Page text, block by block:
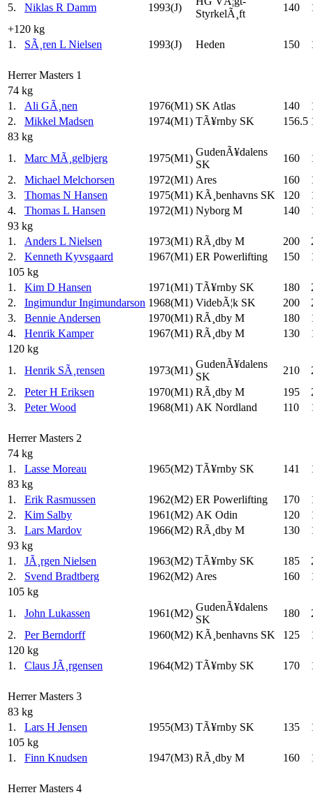
5. Niklas R Damm 1993(J)
StyrkelÃ¸ft
140
+120 kg
1.
SÃ¸ren L Nielsen 1993(J) Heden 150
Herrer Masters 1
74 kg
1.
Ali GÃ¸nen 1976(M1) SK Atlas 140
2.
Mikkel Madsen 1974(M1) TÃ¥rnby SK 156.5
83 kg
1.
Marc MÃ¸gelbjerg 1975(M1)
GudenÃ¥dalens
SK
160
2.
Michael Melchorsen 1972(M1) Ares 160
3.
Thomas N Hansen 1975(M1) KÃ¸benhavns SK 120
4.
Thomas L Hansen 1972(M1) Nyborg M 140
93 kg
1.
Anders L Nielsen 1973(M1) RÃ¸dby M 200
2.
Kenneth Kyvsgaard 1967(M1) ER Powerlifting 150
105 kg
1.
Kim D Hansen 1971(M1) TÃ¥rnby SK 180
2.
Ingimundur Ingimundarson 1968(M1) VidebÃ¦k SK 200
3.
Bennie Andersen 1970(M1) RÃ¸dby M 180
4.
Henrik Kamper 1967(M1) RÃ¸dby M 130
120 kg
1.
Henrik SÃ¸rensen 1973(M1)
GudenÃ¥dalens
SK
210
2.
Peter H Eriksen 1970(M1) RÃ¸dby M 195
3.
Peter Wood 1968(M1) AK Nordland 110
Herrer Masters 2
74 kg
1.
Lasse Moreau 1965(M2) TÃ¥rnby SK 141
83 kg
1.
Erik Rasmussen 1962(M2) ER Powerlifting 170
2.
Kim Salby 1961(M2) AK Odin 120
3.
Lars Mardov 1966(M2) RÃ¸dby M 130
93 kg
1.
JÃ¸rgen Nielsen 1963(M2) TÃ¥rnby SK 185
2.
Svend Bradtberg 1962(M2) Ares 160
105 kg
1.
John Lukassen 1961(M2)
GudenÃ¥dalens
SK
180
2.
Per Berndorff 1960(M2) KÃ¸benhavns SK 125
120 kg
1.
Claus JÃ¸rgensen 1964(M2) TÃ¥rnby SK 170
Herrer Masters 3
83 kg
1.
Lars H Jensen 1955(M3) TÃ¥rnby SK 135
105 kg
1.
Finn Knudsen 1947(M3) RÃ¸dby M 160
Herrer Masters 4